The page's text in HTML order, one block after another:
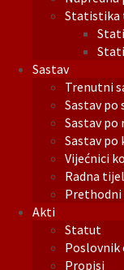
Statistika
Sastav
Trenutni
Sastav po
Sastav
Sastav po
Vijećnici
Radna
Akti
Statut
Poslovnik
Propisi